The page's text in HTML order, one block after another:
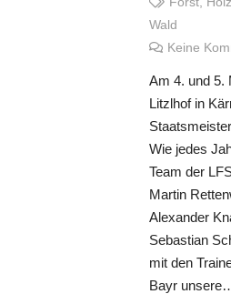
Wald
Keine
Am 4. und 5.
Litzlhof in
Wie jedes
Team der
Martin
Alexander
Sebastian
mit den
Bayr